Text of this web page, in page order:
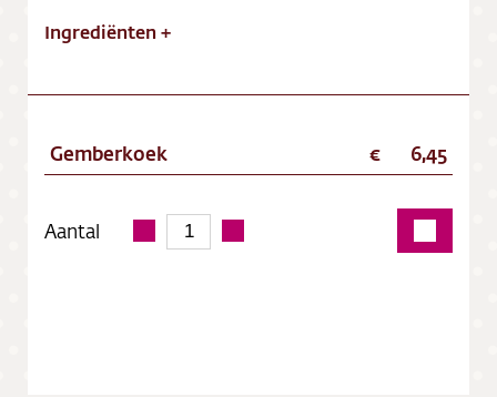
Ingrediënten +
Gemberkoek 6,45
Aantal